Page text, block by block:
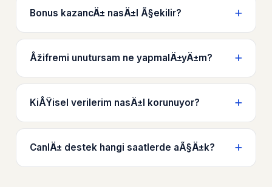
Bonus kazancÄ± nasÄ±l Ã§ekilir?
Åžifremi unutursam ne yapmalÄ±yÄ±m?
KiÅŸisel verilerim nasÄ±l korunuyor?
CanlÄ± destek hangi saatlerde aÃ§Ä±k?